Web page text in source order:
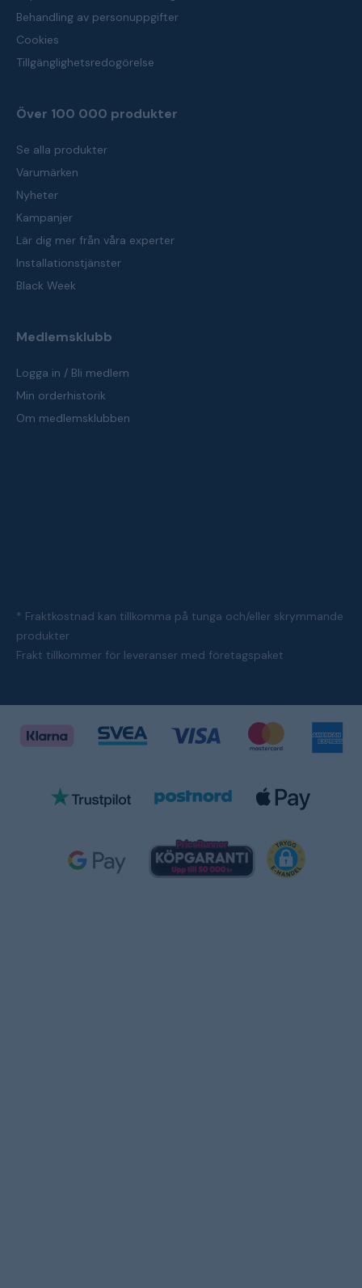
Behandling av personuppgifter
Cookies
Tillgänglighetsredogörelse
Över 100 000 produkter
Se alla produkter
Varumärken
Nyheter
Kampanjer
Lär dig mer från våra experter
Installationstjänster
Black Week
Medlemsklubb
Logga in / Bli medlem
Min orderhistorik
Om medlemsklubben
* Fraktkostnad kan tillkomma på tunga och/eller skrymmande
produkter
Frakt tillkommer för leveranser med företagspaket